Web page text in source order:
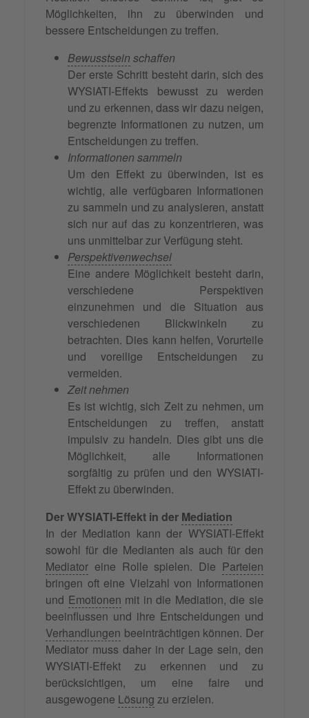
Möglichkeiten, ihn zu überwinden und
bessere Entscheidungen zu treffen.
Bewusstsein schaffen
Der erste Schritt besteht darin, sich des
WYSIATI-Effekts bewusst zu werden
und zu erkennen, dass wir dazu neigen,
begrenzte Informationen zu nutzen, um
Entscheidungen zu treffen.
Informationen sammeln
Um den Effekt zu überwinden, ist es
wichtig, alle verfügbaren Informationen
zu sammeln und zu analysieren, anstatt
sich nur auf das zu konzentrieren, was
uns unmittelbar zur Verfügung steht.
Perspektivenwechsel
Eine andere Möglichkeit besteht darin,
verschiedene Perspektiven
einzunehmen und die Situation aus
verschiedenen Blickwinkeln zu
betrachten. Dies kann helfen, Vorurteile
und voreilige Entscheidungen zu
vermeiden.
Zeit nehmen
Es ist wichtig, sich Zeit zu nehmen, um
Entscheidungen zu treffen, anstatt
impulsiv zu handeln. Dies gibt uns die
Möglichkeit, alle Informationen
sorgfältig zu prüfen und den WYSIATI-
Effekt zu überwinden.
Der WYSIATI-Effekt in der Mediation
In der Mediation kann der WYSIATI-Effekt
sowohl für die Medianten als auch für den
Mediator eine Rolle spielen. Die Parteien
bringen oft eine Vielzahl von Informationen
und Emotionen mit in die Mediation, die sie
beeinflussen und ihre Entscheidungen und
Verhandlungen beeinträchtigen können. Der
Mediator muss daher in der Lage sein, den
WYSIATI-Effekt zu erkennen und zu
berücksichtigen, um eine faire und
ausgewogene Lösung zu erzielen.